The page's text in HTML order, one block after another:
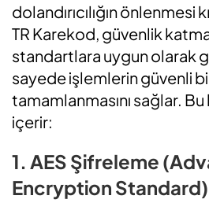
dolandırıcılığın önlenmesi
TR Karekod, güvenlik
standartlara uygun olarak
sayede işlemlerin güvenli
tamamlanmasını sağlar.
içerir:
1. AES Şifreleme
Encryption Standard)